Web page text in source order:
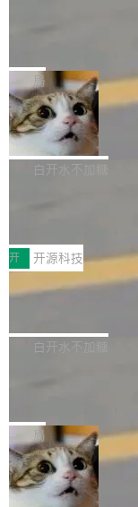
张CT影像上完成像素
新功能 macOS：在
通过 AirDop 共享书
支持可向服务器后端
k：Compress
JPEG/WebP 的选项
ube 视频，标题是
故事"。视频核心观点
了，仍然像一个永久
流、布局系统、API
维度逐一批判了
一，界面错位。他说
至今没变"。 数据流
I 的属性包装器演进史
局
DBeaver 26.1.4 发布
DBeaver 是一个免费
用于开发人员和数据
AI 聊天功能（添加了
<li><span
在新 SQL 控制台中打
span></li>
白开水不加糖
2026卫星活动——第
型挑战赛 （
h Language Model
ask 1赛道中，传音
自主研发的说话人归
化系统等关键方向的
聚焦多语言对话语音
共吸引来自全球工业
开 开源科技
Qwen3.8-Max 发布
千问大模型宣布正式
的模型 Qwen3.8-
5 的架构基础构建，
激活参数95B，支持
程、办公、科研以及
面提升。它不仅能应
白开水不加糖
态生成模型，能生成
没有发布会，没有预
权重已经上传至
频生成模型还在追
局
DeepSeek-V4-
算互联网
近日，DeepSeek-